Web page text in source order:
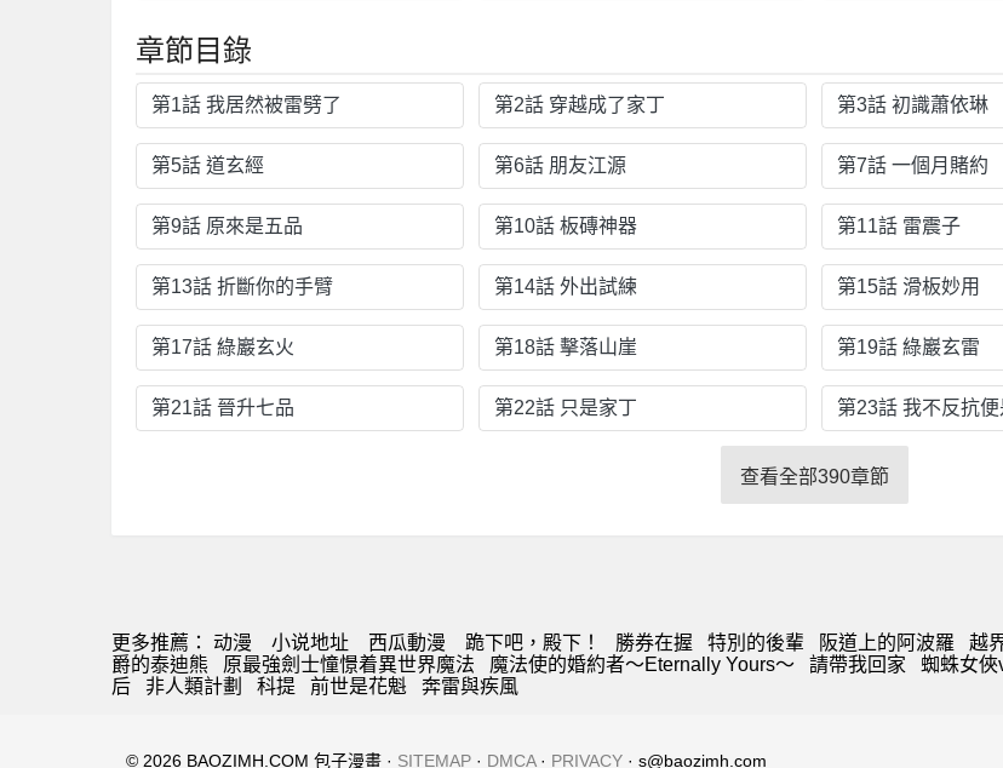
章節目錄
第1話 我居然被雷劈了 第2話 穿越成了家丁 第3話 初識蕭依琳
第5話 道玄經 第6話 朋友江源 第7話 一個月賭約
第9話 原來是五品 第10話 板磚神器 第11話 雷震子
第13話 折斷你的手臂 第14話 外出試練 第15話 滑板妙用
第17話 綠巖玄火 第18話 擊落山崖 第19話 綠巖玄雷
第21話 晉升七品 第22話 只是家丁 第23話 我不反抗便
查看全部390章節
更多推薦： 动漫 小说地址 西瓜動漫 跪下吧，殿下！ 勝券在握 特別的後輩 阪道上的阿波羅 越
爵的泰迪熊
原最強劍士憧憬着異世界魔法 魔法使的婚約者～Eternally Yours～ 請帶我回家 蜘蛛女俠
后
非人類計劃 科提 前世是花魁 奔雷與疾風
© 2026 BAOZIMH.COM 包子漫畫 · SITEMAP · DMCA· PRIVACY · s@baozimh.com